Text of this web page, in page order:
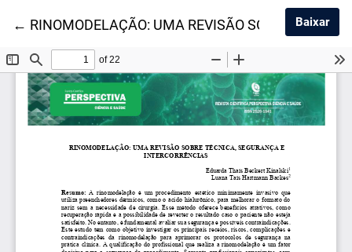
← Voltar aos Detalhes do Artigo
RINOMODELAÇÃO: UMA REVISÃO SOBRE Baixar